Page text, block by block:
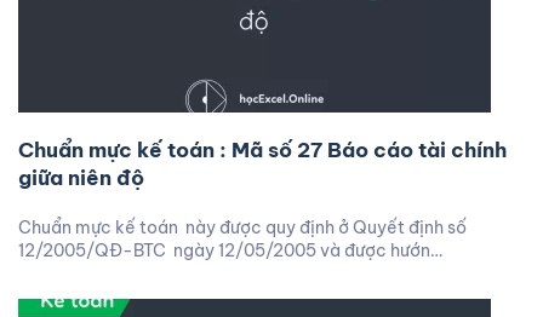
Chuẩn mực kế toán : Mã số 27 Báo cáo tài chính
giữa niên độ
Chuẩn mực kế toán này được quy định ở Quyết định số
12/2005/QĐ-BTC ngày 12/05/2005 và được hướn…